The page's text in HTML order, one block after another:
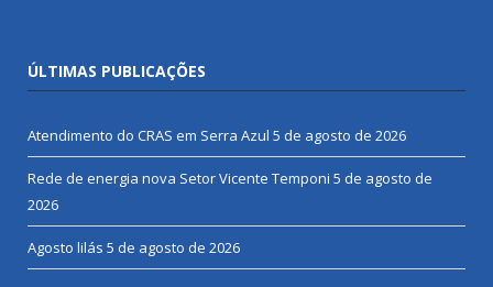
ÚLTIMAS PUBLICAÇÕES
Atendimento do CRAS em Serra Azul 5 de agosto de 2026
Rede de energia nova Setor Vicente Temponi 5 de agosto de
2026
Agosto lilás 5 de agosto de 2026